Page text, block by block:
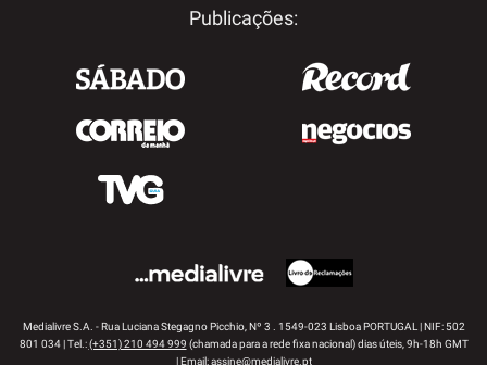
Publicações:
Medialivre S.A. - Rua Luciana Stegagno Picchio, Nº 3 . 1549-023 Lisboa PORTUGAL | NIF: 502
801 034 | Tel.:(+351) 210 494 999 (chamada para a rede fixa nacional) dias úteis, 9h-18h GMT
| Email:assine@medialivre.pt